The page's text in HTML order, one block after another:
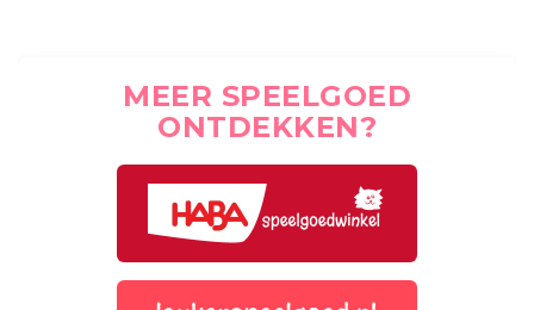
MEER SPEELGOED
ONTDEKKEN?